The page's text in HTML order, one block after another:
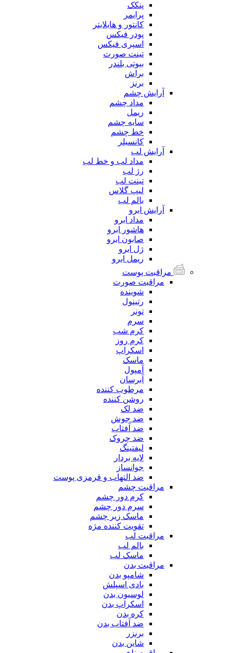
پنکک
پرایمر
کانتور و هایلایتر
پودر فیکس
اسپری فیکس
تینت صورت
بیوتی بلندر
براش
برنز
آرایش چشم
مداد چشم
ریمل
سایه چشم
خط چشم
کانسیلر
آرایش لب
مداد لب و خط لب
رژ لب
تینت لب
لیپ گلاس
بالم لب
آرایش ابرو
مداد ابرو
هاشور ابرو
صابون ابرو
ژل ابرو
ریمل ابرو
مراقبت پوست
مراقبت صورت
شوینده
رتینول
تونر
سرم
کرم شب
کرم روز
اسکراپ
ماسک
آمپول
آبرسان
مرطوب کننده
روشن کننده
ضد لک
ضد جوش
ضد آفتاب
ضد چروک
لیفتینگ
لایه بردار
جوانساز
ضد التهاب و قرمزی پوست
مراقبت چشم
کرم دور چشم
سرم دور چشم
ماسک زیر چشم
تقویت کننده مژه
مراقبت لب
بالم لب
ماسک لب
مراقبت بدن
شامپو بدن
بادی اسپلش
لوسیون بدن
اسکراپ بدن
کره بدن
ضد آفتاب بدن
برنزر
شاین بدن